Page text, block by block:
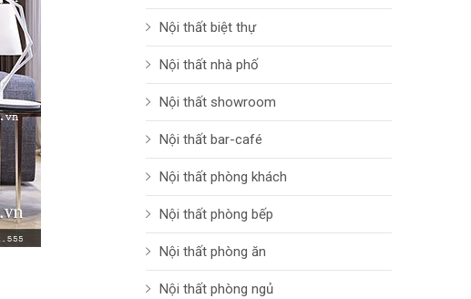
Nội thất biệt thự
Nội thất nhà phố
Nội thất showroom
Nội thất bar-café
Nội thất phòng khách
Nội thất phòng bếp
Nội thất phòng ăn
Nội thất phòng ngủ